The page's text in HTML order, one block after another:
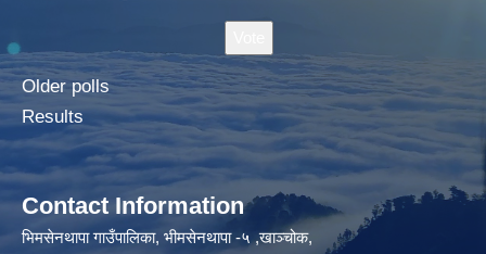
Older polls
Results
Contact Information
भिमसेनथापा गाउँपालिका, भीमसेनथापा -५ ,खाञ्चोक,